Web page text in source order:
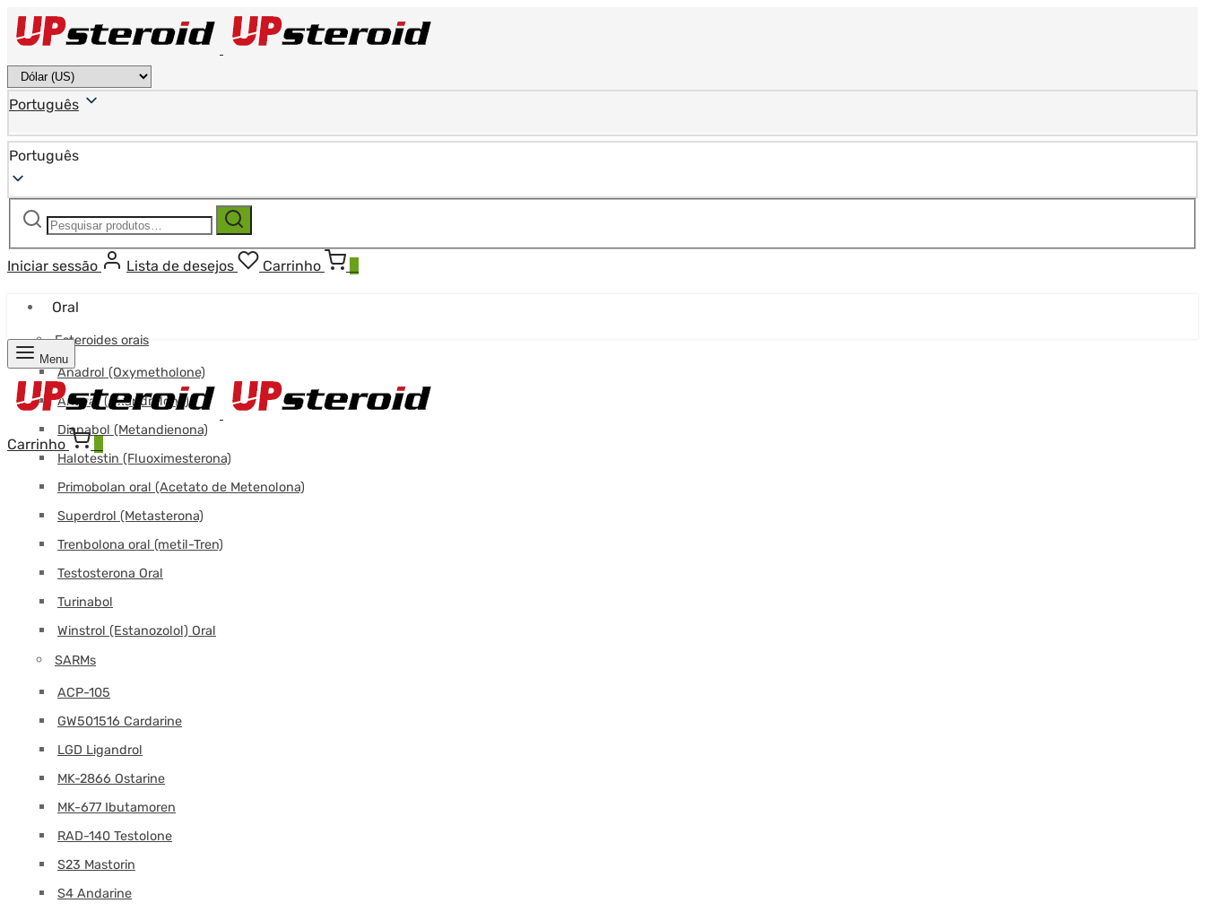
Português
Português
Pesquisar
Pesquisa
Iniciar sessão Lista de desejos Carrinho
Oral
Esteroides orais
Anadrol (Oxymetholone)
Anavar (Oxandrolona)
Dianabol (Metandienona)
Halotestin (Fluoximesterona)
Primobolan oral (Acetato de Metenolona)
Superdrol (Metasterona)
Trenbolona oral (metil-Tren)
Testosterona Oral
Turinabol
Winstrol (Estanozolol) Oral
SARMs
ACP-105
GW501516 Cardarine
LGD Ligandrol
MK-2866 Ostarine
MK-677 Ibutamoren
RAD-140 Testolone
S23 Mastorin
S4 Andarine
Menu
Carrinho